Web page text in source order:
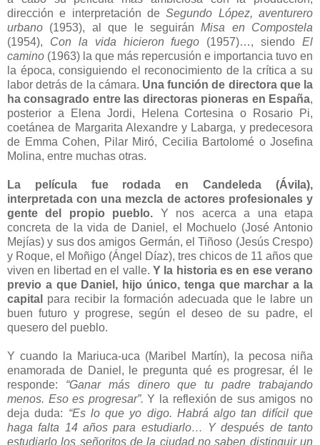
dirección e interpretación deSegundo López, aventurero
urbano (1953), al que le seguiránMisa en Compostela
(1954), Con la vida hicieron fuego (1957)…, siendo El
camino (1963) la que más repercusión e importancia tuvo en
la época, consiguiendo el reconocimiento de la crítica a su
labor detrás de la cámara. Una función de directora que la
ha consagrado entre las directoras pioneras en España,
posterior a Elena Jordi, Helena Cortesina o Rosario Pi,
coetánea de Margarita Alexandre y Labarga, y predecesora
de Emma Cohen, Pilar Miró, Cecilia Bartolomé o Josefina
Molina, entre muchas otras.
La película fue rodada en Candeleda (Ávila),
interpretada con una mezcla de actores profesionales y
gente del propio pueblo. Y nos acerca a una etapa
concreta de la vida de Daniel, el Mochuelo (José Antonio
Mejías) y sus dos amigos Germán, el Tiñoso (Jesús Crespo)
y Roque, el Moñigo (Ángel Díaz), tres chicos de 11 años que
viven en libertad en el valle. Y la historia es en ese verano
previo a que Daniel, hijo único, tenga que marchar a la
capital
para recibir la formación adecuada que le labre un
buen futuro y progrese, según el deseo de su padre, el
quesero del pueblo.
Y cuando la Mariuca-uca (Maribel Martín), la pecosa niña
enamorada de Daniel, le pregunta qué es progresar, él le
responde: “Ganar más dinero que tu padre trabajando
menos. Eso es progresar”.Y la reflexión de sus amigos no
deja duda: “Es lo que yo digo. Habrá algo tan difícil que
haga falta 14 años para estudiarlo… Y después de tanto
estudiarlo los señoritos de la ciudad no saben distinguir un